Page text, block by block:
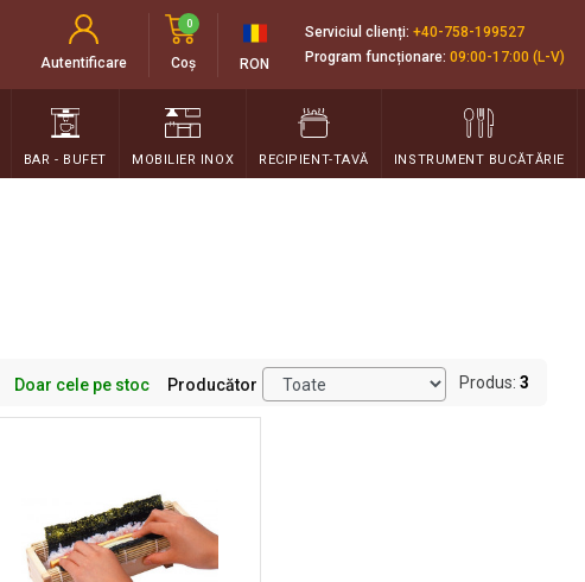
Autentificare Coș
0
RON
Serviciul clienți: +40-758-199527
Program funcționare: 09:00-17:00 (L-V)
BAR - BUFET MOBILIER INOX RECIPIENT-TAVĂ INSTRUMENT BUCĂTĂRIE
Doar cele pe stoc Producător Produs: 3